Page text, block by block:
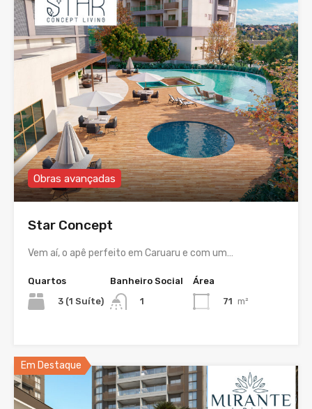
Obras avançadas
Star Concept
Vem aí, o apê perfeito em Caruaru e com um…
Quartos
3 (1 Suíte)
Banheiro Social
1
Área
71 m²
Em Destaque